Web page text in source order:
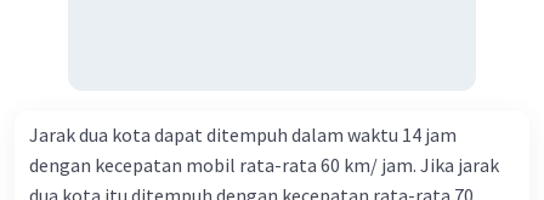
Jarak dua kota dapat ditempuh dalam waktu 14 jam
dengan kecepatan mobil rata-rata 60 km/ jam. Jika jarak